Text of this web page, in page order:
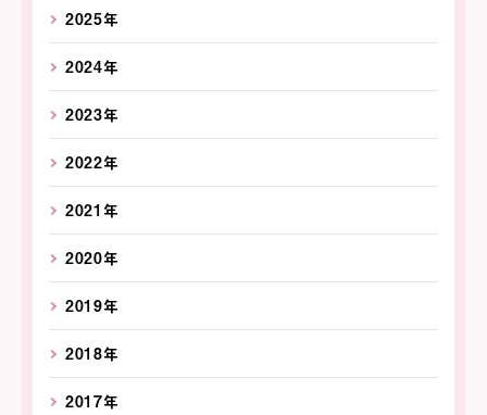
2025年
2024年
2023年
2022年
2021年
2020年
2019年
2018年
2017年